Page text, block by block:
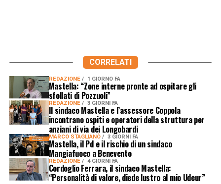
CORRELATI
REDAZIONE 1 GIORNO FA
Mastella: “Zone interne pronte ad ospitare gli
sfollati di Pozzuoli”
REDAZIONE 3 GIORNI FA
Il sindaco Mastella e l’assessore Coppola
incontrano ospiti e operatori della struttura per
anziani di via dei Longobardi
MARCO STAGLIANÒ 3 GIORNI FA
Mastella, il Pd e il rischio di un sindaco
Mangiafuoco a Benevento
REDAZIONE 4 GIORNI FA
Cordoglio Ferrara, il sindaco Mastella:
“Personalità di valore, diede lustro al mio Udeur”